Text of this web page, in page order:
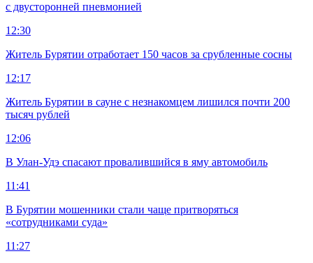
с двусторонней пневмонией
12:30
Житель Бурятии отработает 150 часов за срубленные сосны
12:17
Житель Бурятии в сауне с незнакомцем лишился почти 200
тысяч рублей
12:06
В Улан-Удэ спасают провалившийся в яму автомобиль
11:41
В Бурятии мошенники стали чаще притворяться
«сотрудниками суда»
11:27